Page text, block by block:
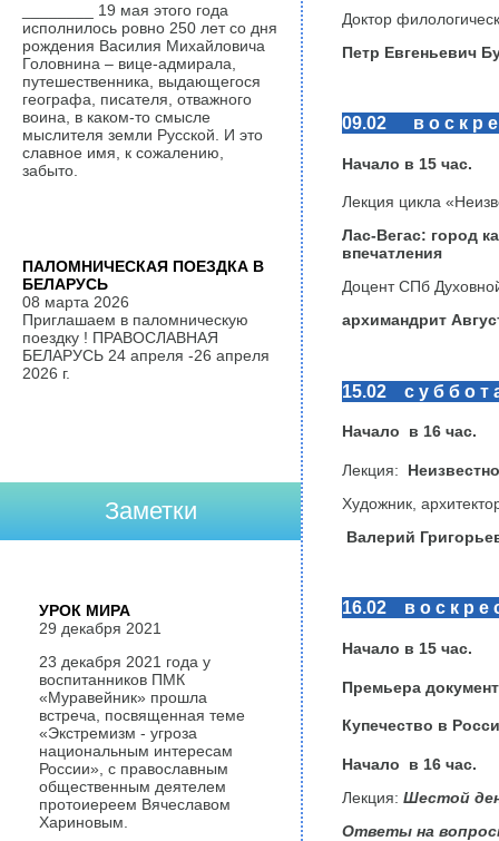
Доктор
Петр Евгеньевич
09.02 в о с к р е
Начало в 15 час.
Лекция цикла
Лас-Вегас: город
впечатления
Доцент СПб
архимандрит
15.02 с у б б о т
Начало в 16час.
Лекция:
Художник,
Валерий
16.02 в о с к р е
Начало в 15 час.
Премьера
Купечество в
Начало в 16час.
Лекция: Шестой
Ответы на
________ 19 мая этого года
исполнилось ровно 250 лет со дня
рождения Василия Михайловича
Головнина – вице-адмирала,
путешественника, выдающегося
географа, писателя, отважного
воина, в каком-то смысле
мыслителя земли Русской. И это
славное имя, к сожалению,
забыто.
ПАЛОМНИЧЕСКАЯ ПОЕЗДКА В
БЕЛАРУСЬ
08 марта 2026
Приглашаем в паломническую
поездку ! ПРАВОСЛАВНАЯ
БЕЛАРУСЬ 24 апреля -26 апреля
2026 г.
Заметки
УРОК МИРА
29 декабря 2021
23 декабря 2021 года у
воспитанников ПМК
«Муравейник» прошла
встреча, посвященная теме
«Экстремизм - угроза
национальным интересам
России», с православным
общественным деятелем
протоиереем Вячеславом
Хариновым.